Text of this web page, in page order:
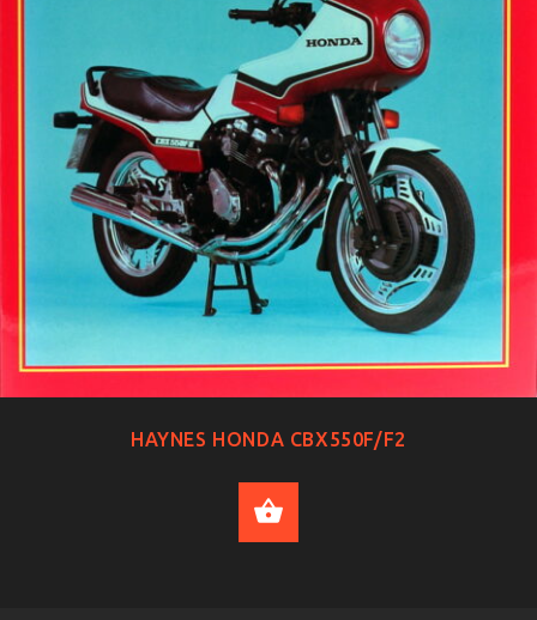
HAYNES HONDA CBX550F/F2